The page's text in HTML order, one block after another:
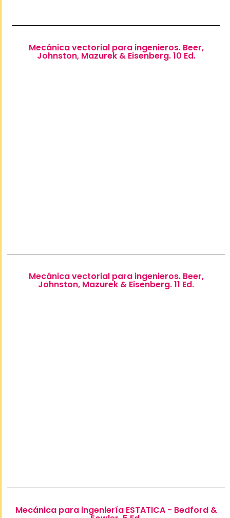
Mecánica vectorial para ingenieros. Beer,
Johnston, Mazurek & Eisenberg. 10 Ed.
Mecánica vectorial para ingenieros. Beer,
Johnston, Mazurek & Eisenberg. 11 Ed.
Mecánica para ingeniería ESTATICA - Bedford &